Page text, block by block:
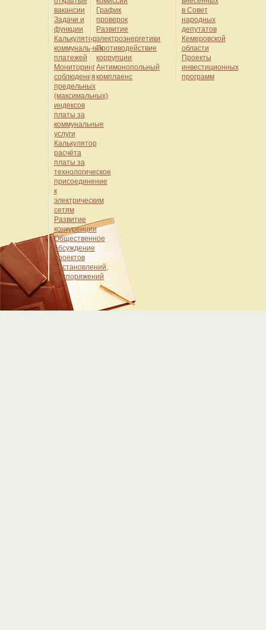
вакансии
Задачи и
функции
Калькулятор
коммунальных
платежей
Мониторинг
соблюдения
предельных
(максимальных)
индексов
платы за
коммунальные
услуги
Калькулятор
расчёта
платы за
технологическое
присоединение
к
электрическим
сетям
Развитие
конкуренции
Общественное
обсуждение
проектов
постановлений,
распоряжений
График
проверок
Развитие
электроэнергетики
Противодействие
коррупции
Антимонопольный
комплаенс
в Совет
народных
депутатов
Кемеровской
области
Проекты
инвестиционных
программ